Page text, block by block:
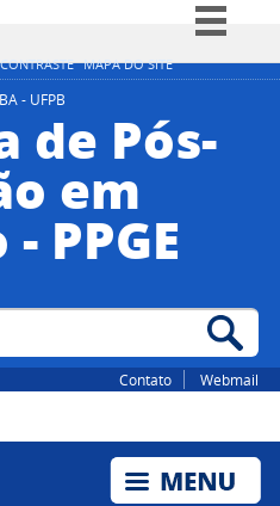
MAPA DO SITE
Simplifique!
Participe
Legislação
Canais
- UFPB
de Pós-
em
PPGE
Contato Webmail